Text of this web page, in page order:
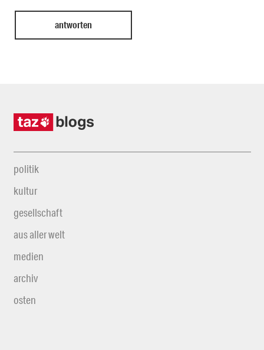
politik
kultur
gesellschaft
aus aller welt
medien
archiv
osten